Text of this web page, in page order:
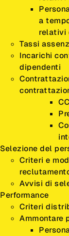
a
relativi
Tassi
Incarichi
dipendenti
Selezione del
Criteri e
Avvisi di
Performance
Criteri
Ammontare